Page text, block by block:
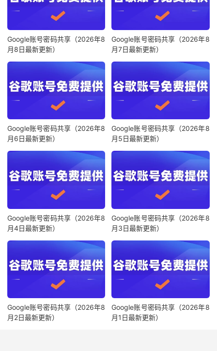
Google账号密码共享（2026年8
月8日最新更新）
Google账号密码共享（2026年8
月7日最新更新）
Google账号密码共享（2026年8
月6日最新更新）
Google账号密码共享（2026年8
月5日最新更新）
Google账号密码共享（2026年8
月4日最新更新）
Google账号密码共享（2026年8
月3日最新更新）
Google账号密码共享（2026年8
月2日最新更新）
Google账号密码共享（2026年8
月1日最新更新）